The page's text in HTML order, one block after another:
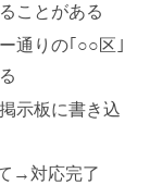
ことがある
通りの｢○○区｣
示板に書き込
→対応完了